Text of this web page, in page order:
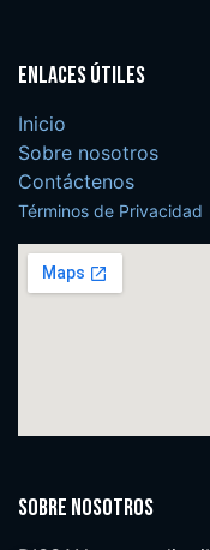
Enlaces útiles
Inicio
Sobre nosotros
Contáctenos
Términos de Privacidad
Sobre nosotros